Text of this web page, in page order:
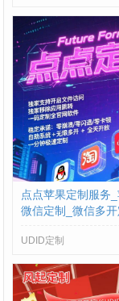
点点苹果定制服务
微信定制_微信多
UDID定制